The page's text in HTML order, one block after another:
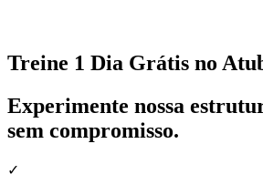
Treine 1 Dia Grátis no
Experimente nossa
sem compromisso.
✓